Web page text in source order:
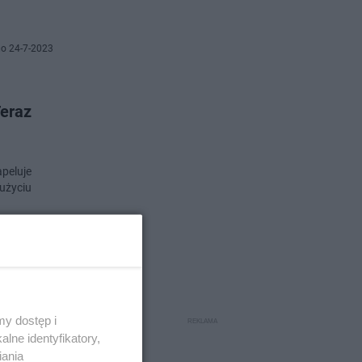
24-7-2023
dostęp i
identyfikatory,